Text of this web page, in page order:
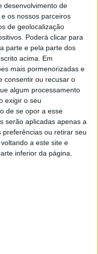
desenvolvimento de
os nossos parceiros
de geolocalização
Poderá clicar para
parte e pela parte dos
acima. Em
mais pormenorizadas e
consentir ou recusar o
algum processamento
exigir o seu
de se opor a esse
serão aplicadas apenas a
preferências ou retirar seu
a este site e
inferior da página.
uma vitória e sete
Estava a esforçar-
não terminou a
à frente dele na
exatamente como
hoje, exceto
No entanto, estou
ano extraordinário,
que é o melhor. A